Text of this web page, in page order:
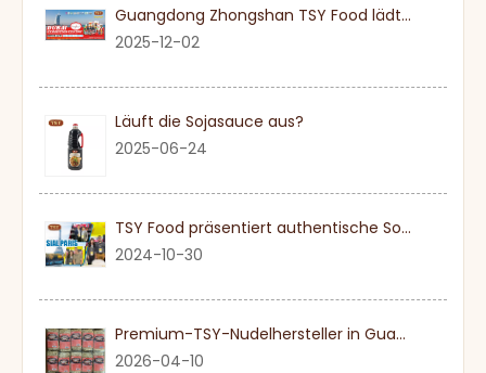
Guangdong Zhongshan TSY Food lädt Sie herzlich ein, die Dubai Gulfood Exhibition 2026 zu besuchen
2025-12-02
Läuft die Sojasauce aus?
2025-06-24
TSY Food präsentiert authentische Sojasauce auf der SIAL PARIS 2024
2024-10-30
Premium-TSY-Nudelhersteller in Guangdong
2026-04-10